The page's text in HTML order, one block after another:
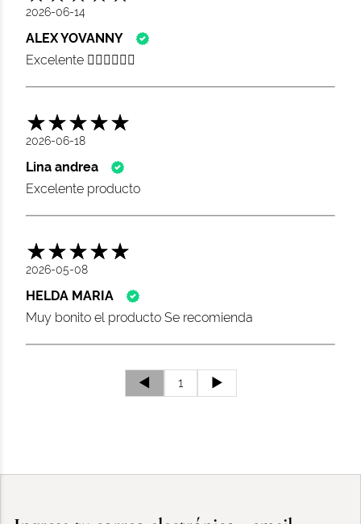
2026-06-14
ALEX YOVANNY
Excelente 👍🏽👍🏽👍🏽
2026-06-18
Lina andrea
Excelente producto
2026-05-08
HELDA MARIA
Muy bonito el producto Se recomienda
◄ 1 ►